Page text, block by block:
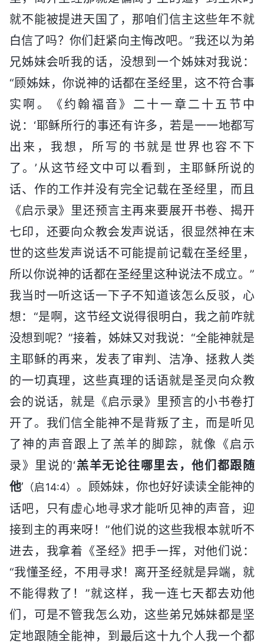
就不能被提进天国了，那咱们信主这些年不就
白信了吗？你们赶紧向主悔改吧。”我还以为弟
兄姊妹会听我的话，没想到一个姊妹对我说：
“顾姊妹，你说神的话都在圣经里，这不符合事
实啊。《约翰福音》二十一章二十五节中
说：‘耶稣所行的事还有许多，若是一一地都写
出来，我想，所写的书就是世界也容不下
了。’从这节经文中可以看到，主耶稣所说的
话、作的工作并没有完全记载在圣经里，而且
《启示录》里还预言主再来要展开书卷、揭开
七印，还要向众教会发声说话，很显然神在末
世的这些发声说话不可能提前记载在圣经里，
所以你说神的话都在圣经里这种说法不成立。”
我当时一听这话一下子不知道该怎么反驳，心
想：“是啊，这节经文说得很明白，我之前咋就
没想到呢？”接着，姊妹又对我说：“全能神就是
主耶稣的再来，发表了审判、洁净、拯救人类
的一切真理，这些真理的话语就是圣灵向众教
会的说话，就是《启示录》里预言的小书卷打
开了。我们信全能神不是背叛了主，而是听见
了神的声音跟上了羔羊的脚踪，就像《启示
录》里说的‘羔羊无论往哪里去，他们都跟随
他’ （启14:4） 。顾姊妹，你也好好读读全能神的
话吧，只有虚心地寻求才能听见神的声音，迎
接到主的再来呀！”他们说的这些我根本就听不
进去，我拿着《圣经》把手一挥，对他们说：
“我懂圣经，不用寻求！离开圣经就是异端，就
不能得救了！”就这样，我一连七天都去劝他
们，可是不管我怎么劝，这些弟兄姊妹都是坚
定地跟随全能神，到最后这十九个人我一个都